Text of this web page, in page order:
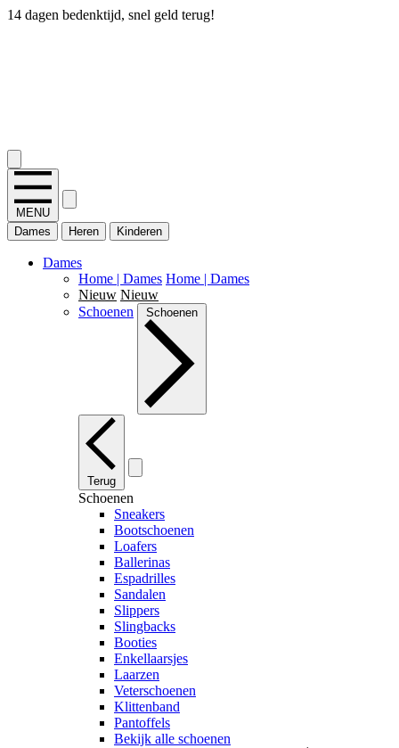
14 dagen bedenktijd, snel geld terug!
MENU
Dames
Heren Kinderen
Dames
Home | Dames Home | Dames
Nieuw Nieuw
Schoenen
Schoenen
Terug
Schoenen
Sneakers
Bootschoenen
Loafers
Ballerinas
Espadrilles
Sandalen
Slippers
Slingbacks
Booties
Enkellaarsjes
Laarzen
Veterschoenen
Klittenband
Pantoffels
Bekijk alle schoenen